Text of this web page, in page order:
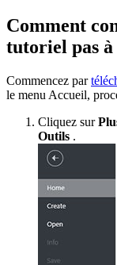
Comment
tutoriel pas à
Commencez par
le menu Accueil,
Cliquez sur
Outils .